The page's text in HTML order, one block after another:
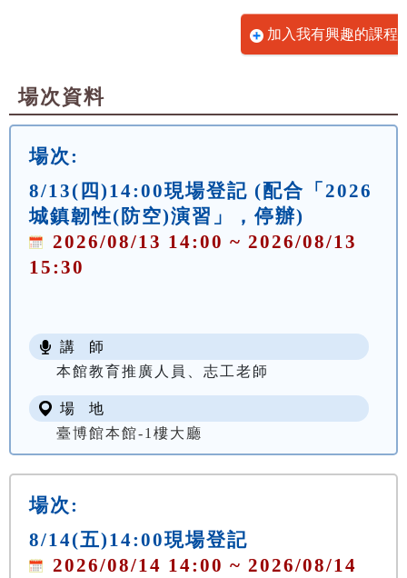
加入我有興趣的課程
場次資料
場次:
8/13(四)14:00現場登記 (配合「2026
城鎮韌性(防空)演習」，停辦)
2026/08/13 14:00 ~ 2026/08/13
15:30
講 師
本館教育推廣人員、志工老師
場 地
臺博館本館-1樓大廳
場次:
8/14(五)14:00現場登記
2026/08/14 14:00 ~ 2026/08/14